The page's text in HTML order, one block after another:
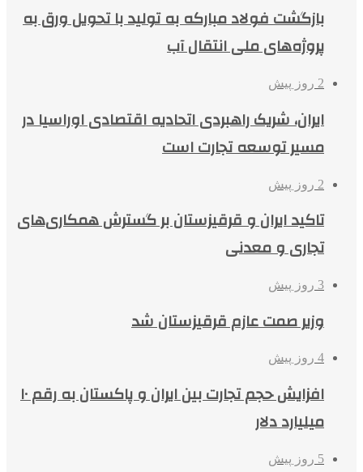
بازگشت فولاد مبارکه به تولید با تحویل ورق به
پروژه‌های ملی انتقال آب
2 روز پیش
ایران، شریک راهبردی اتحادیه اقتصادی اوراسیا در
مسیر توسعه تجارت است
2 روز پیش
تاکید ایران و قرقیزستان بر گسترش همکاری‌های
تجاری و معدنی
3 روز پیش
وزیر صمت عازم قرقیزستان شد
4 روز پیش
افزایش حجم تجارت بین ایران و پاکستان به رقم ۱۰
میلیارد دلار
5 روز پیش